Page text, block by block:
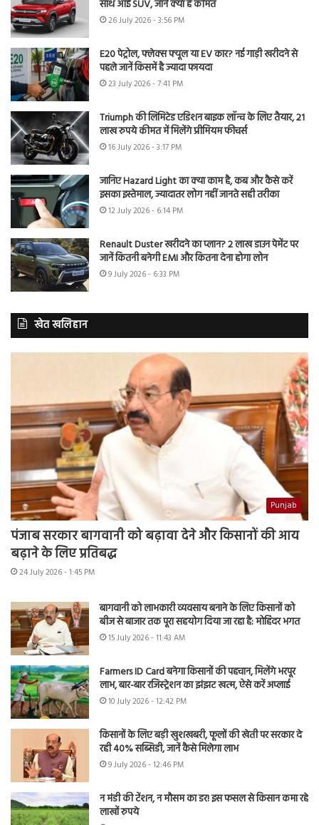
साथ आई SUV, जानें क्या है कीमत
26 July 2026 - 3:56 PM
E20 पेट्रोल, फ्लेक्स फ्यूल या EV कार? नई गाड़ी खरीदने से
पहले जानें किसमें है ज्यादा फायदा
23 July 2026 - 7:41 PM
Triumph की लिमिटेड एडिशन बाइक लॉन्च के लिए तैयार, 21
लाख रुपये कीमत में मिलेंगे प्रीमियम फीचर्स
16 July 2026 - 3:17 PM
जानिए Hazard Light का क्या काम है, कब और कैसे करें
इसका इस्तेमाल, ज्यादातर लोग नहीं जानते सही तरीका
12 July 2026 - 6:14 PM
Renault Duster खरीदने का प्लान? 2 लाख डाउन पेमेंट पर
जानें कितनी बनेगी EMI और कितना देना होगा लोन
9 July 2026 - 6:33 PM
खेत खलिहान
Punjab
पंजाब सरकार बागवानी को बढ़ावा देने और किसानों की आय
बढ़ाने के लिए प्रतिबद्ध
24 July 2026 - 1:45 PM
बागवानी को लाभकारी व्यवसाय बनाने के लिए किसानों को
बीज से बाजार तक पूरा सहयोग दिया जा रहा है: मोहिंदर भगत
15 July 2026 - 11:43 AM
Farmers ID Card बनेगा किसानों की पहचान, मिलेंगे भरपूर
लाभ, बार-बार रजिस्ट्रेशन का झंझट खत्म, ऐसे करें अप्लाई
10 July 2026 - 12:42 PM
किसानों के लिए बड़ी खुशखबरी, फूलों की खेती पर सरकार दे
रही 40% सब्सिडी, जानें कैसे मिलेगा लाभ
9 July 2026 - 12:46 PM
न मंडी की टेंशन, न मौसम का डर! इस फसल से किसान कमा रहे
लाखों रुपये